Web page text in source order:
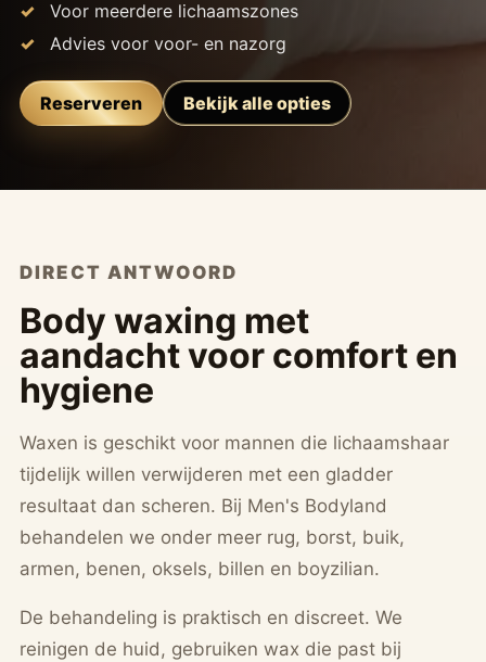
Voor meerdere lichaamszones
Advies voor voor- en nazorg
Reserveren Bekijk alle opties
DIRECT ANTWOORD
Body waxing met
aandacht voor comfort en
hygiene
Waxen is geschikt voor mannen die lichaamshaar
tijdelijk willen verwijderen met een gladder
resultaat dan scheren. Bij Men's Bodyland
behandelen we onder meer rug, borst, buik,
armen, benen, oksels, billen en boyzilian.
De behandeling is praktisch en discreet. We
reinigen de huid, gebruiken wax die past bij